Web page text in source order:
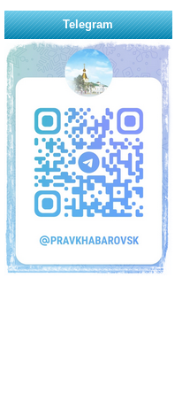
Telegram